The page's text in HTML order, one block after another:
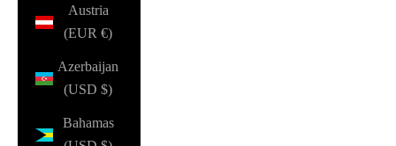
Austria
(EUR €)
Azerbaijan
(USD $)
Bahamas